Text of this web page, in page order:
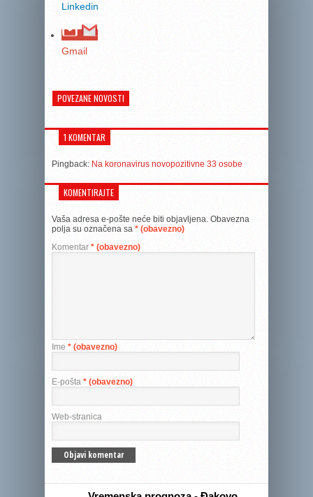
Linkedin
Gmail
POVEZANE NOVOSTI
1 KOMENTAR
Pingback: Na koronavirus novopozitivne 33 osobe
KOMENTIRAJTE
Vaša adresa e-pošte neće biti objavljena. Obavezna
polja su označena sa * (obavezno)
Komentar * (obavezno)
Ime * (obavezno)
E-pošta * (obavezno)
Web-stranica